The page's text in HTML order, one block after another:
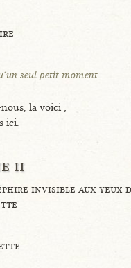
seul petit moment
la voici ;
ici.
ii
invisible aux yeux